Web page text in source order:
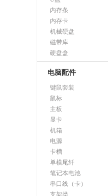
内存条
内存卡
机械硬盘
磁带库
硬盘盒
电脑配件
键鼠套装
鼠标
主板
显卡
机箱
电源
卡槽
单模尾纤
笔记本电池
串口线（卡）
支架类